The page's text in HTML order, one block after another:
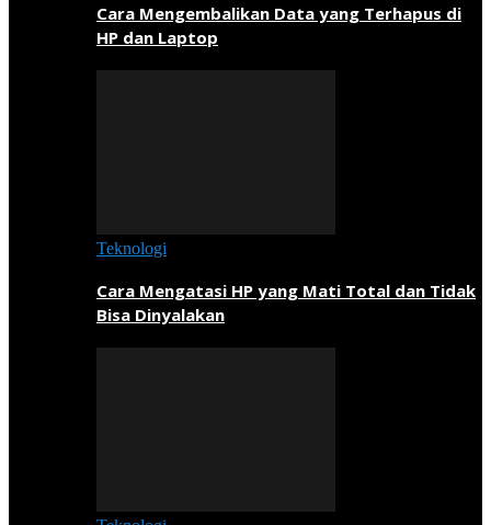
Cara Mengembalikan Data yang Terhapus di
HP dan Laptop
Teknologi
Cara Mengatasi HP yang Mati Total dan Tidak
Bisa Dinyalakan